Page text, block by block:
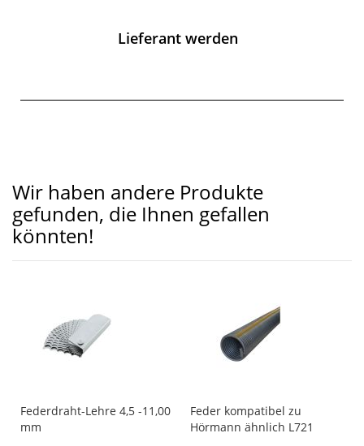
Lieferant werden
Wir haben andere Produkte
gefunden, die Ihnen gefallen
könnten!
Federdraht-Lehre 4,5 -11,00
mm
Feder kompatibel zu
Hörmann ähnlich L721